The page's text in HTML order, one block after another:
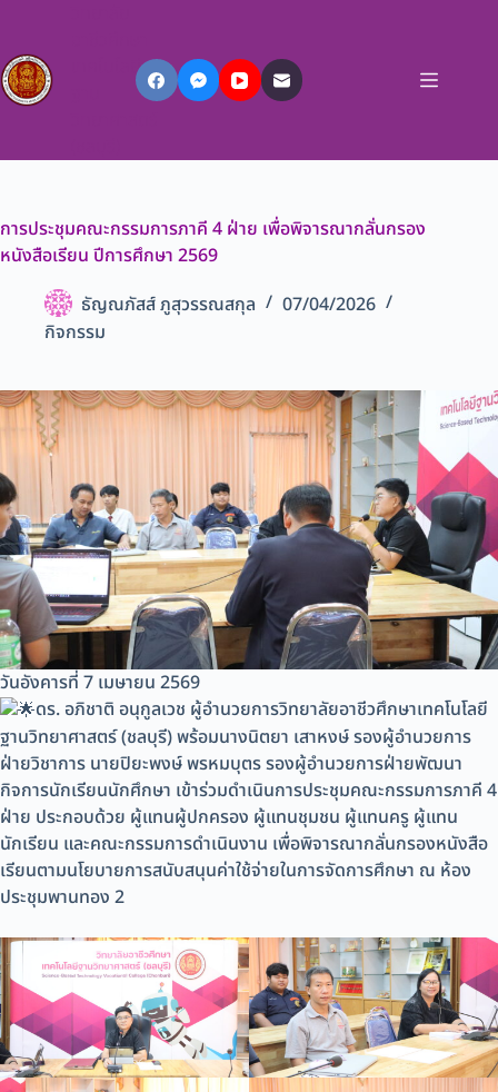
เทคโนโลยี
การประชุมคณะกรรมการภาคี 4 ฝ่าย เพื่อพิจารณากลั่นกรอง
หนังสือเรียน ปีการศึกษา 2569
ธัญณภัสส์ ภูสุวรรณสกุล
07/04/2026
กิจกรรม
วันอังคารที่ 7 เมษายน 2569
ดร. อภิชาติ อนุกูลเวช ผู้อำนวยการวิทยาลัยอาชีวศึกษาเทคโนโลยี
ฐานวิทยาศาสตร์ (ชลบุรี) พร้อมนางนิตยา เสาหงษ์ รองผู้อำนวยการ
ฝ่ายวิชาการ นายปิยะพงษ์ พรหมบุตร รองผู้อำนวยการฝ่ายพัฒนา
กิจการนักเรียนนักศึกษา เข้าร่วมดำเนินการประชุมคณะกรรมการภาคี 4
ฝ่าย ประกอบด้วย ผู้แทนผู้ปกครอง ผู้แทนชุมชน ผู้แทนครู ผู้แทน
นักเรียน และคณะกรรมการดำเนินงาน เพื่อพิจารณากลั่นกรองหนังสือ
เรียนตามนโยบายการสนับสนุนค่าใช้จ่ายในการจัดการศึกษา ณ ห้อง
ประชุมพานทอง 2